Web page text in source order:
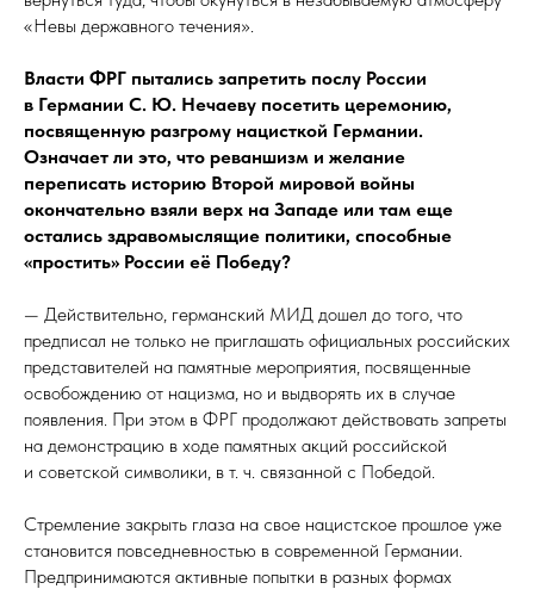
«Невы державного течения».
Власти ФРГ пытались запретить послу России
в Германии С. Ю. Нечаеву посетить церемонию,
посвященную разгрому нацисткой Германии.
Означает ли это, что реваншизм и желание
переписать историю Второй мировой войны
окончательно взяли верх на Западе или там еще
остались здравомыслящие политики, способные
«простить» России её Победу?
— Действительно, германский МИД дошел до того, что
предписал не только не приглашать официальных российских
представителей на памятные мероприятия, посвященные
освобождению от нацизма, но и выдворять их в случае
появления. При этом в ФРГ продолжают действовать запреты
на демонстрацию в ходе памятных акций российской
и советской символики, в т. ч. связанной с Победой.
Стремление закрыть глаза на свое нацистское прошлое уже
становится повседневностью в современной Германии.
Предпринимаются активные попытки в разных формах